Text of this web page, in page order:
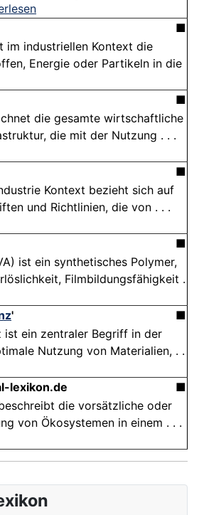
■
im industriellen Kontext die
Energie oder Partikeln in die
■
die gesamte wirtschaftliche
die mit der Nutzung . . .
■
Kontext bezieht sich auf
und Richtlinien, die von . . .
■
ist ein synthetisches Polymer,
Filmbildungsfähigkeit .
'
■
ist ein zentraler Begriff in der
Nutzung von Materialien, . .
lexikon.de
■
die vorsätzliche oder
von Ökosystemen in einem . . .